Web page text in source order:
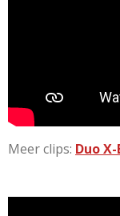
Meer clips: Duo X-